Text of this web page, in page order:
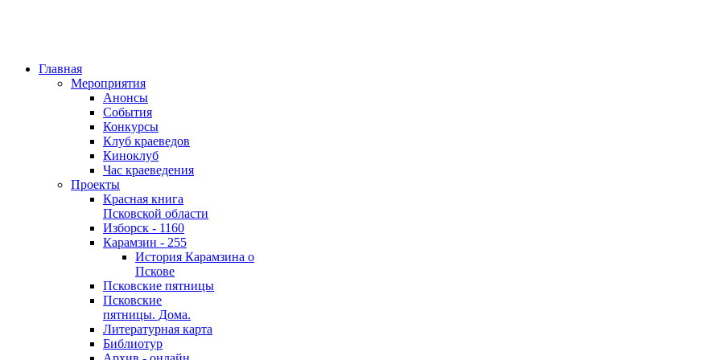
Главная
Мероприятия
Анонсы
События
Конкурсы
Клуб краеведов
Киноклуб
Час краеведения
Проекты
Красная книга
Псковской области
Изборск - 1160
Карамзин - 255
История Карамзина о
Пскове
Псковские пятницы
Псковские
пятницы. Дома.
Литературная карта
Библиотур